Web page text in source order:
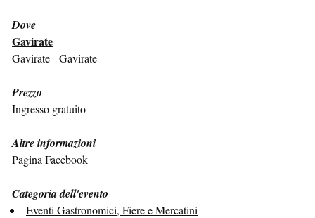
Dove
Gavirate
Gavirate - Gavirate
Prezzo
Ingresso gratuito
Altre informazioni
Pagina Facebook
Categoria dell'evento
Eventi Gastronomici, Fiere e Mercatini